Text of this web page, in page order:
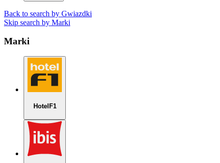
Back to search by Gwiazdki
Skip search by Marki
Marki
HotelF1